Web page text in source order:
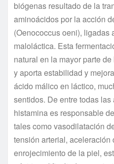
biógenas resultado de la
aminoácidos por la acción
(Oenococcus oeni), ligadas
maloláctica. Esta
natural en la mayor parte
y aporta estabilidad y
ácido málico en láctico,
sentidos. De entre todas
histamina es responsable
tales como vasodilatación
tensión arterial,
enrojecimiento de la piel,